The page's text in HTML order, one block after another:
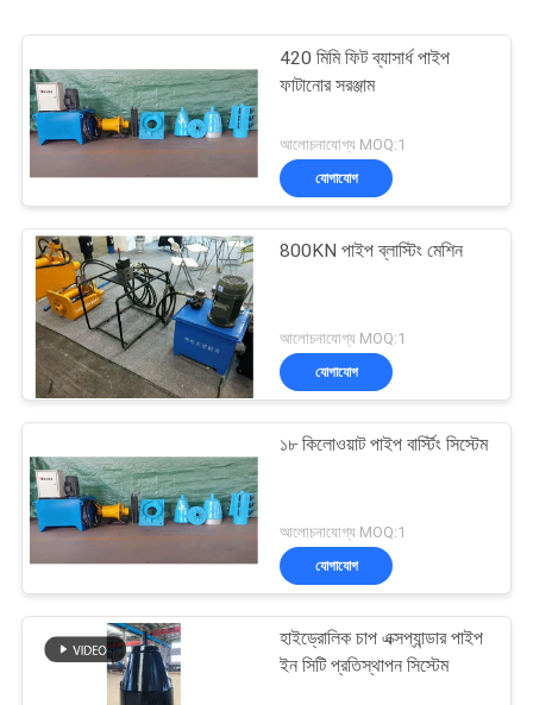
420 মিমি ফিট ব্যাসার্ধ পাইপ
ফাটানোর সরঞ্জাম
আলোচনাযোগ্য MOQ:1
যোগাযোগ
800KN পাইপ ব্লাস্টিং মেশিন
আলোচনাযোগ্য MOQ:1
যোগাযোগ
১৮ কিলোওয়াট পাইপ বার্স্টিং সিস্টেম
আলোচনাযোগ্য MOQ:1
যোগাযোগ
হাইড্রোলিক চাপ এক্সপ্যান্ডার পাইপ
ইন সিটি প্রতিস্থাপন সিস্টেম